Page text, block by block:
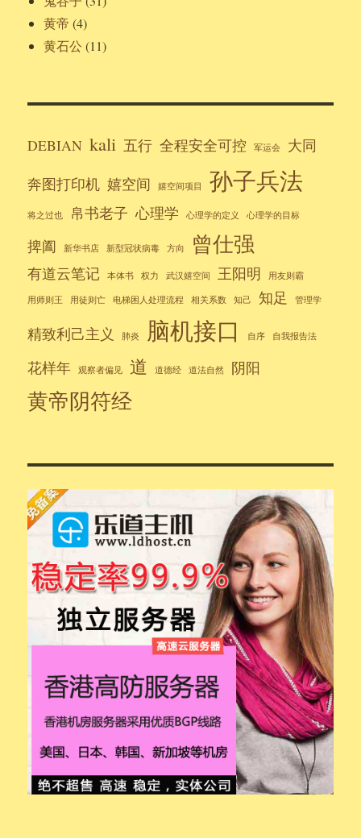
黄帝 (4)
黄石公 (11)
DEBIAN kali 五行 全程安全可控 军运会
大同
奔图打印机 嬉空间 嬉空间项目 孙子兵法
将之过也 帛书老子 心理学 心理学的定义 心理学的目标
捭阖 新华书店 新型冠状病毒 方向 曾仕强
有道云笔记 本体书 权力 武汉嬉空间 王阳明 用友则霸
用师则王 用徒则亡 电梯困人处理流程 相关系数 知己 知足 管理学
精致利己主义 肺炎 脑机接口 自序 自我报告法
花样年 观察者偏见 道 道德经 道法自然 阴阳
黄帝阴符经